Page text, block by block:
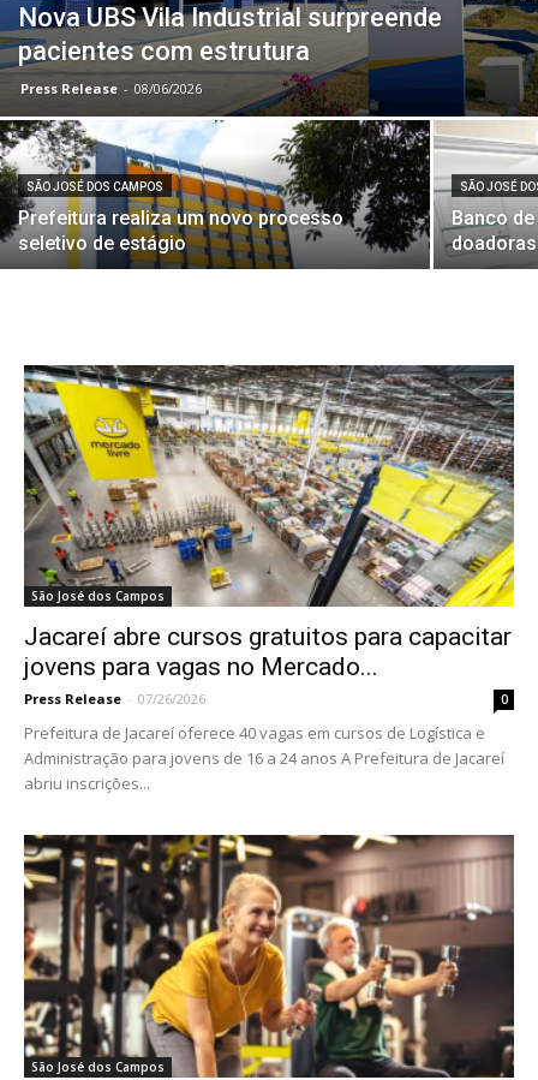
Nova UBS Vila Industrial surpreende
pacientes com estrutura
Press Release - 08/06/2026
SÃO JOSÉ DOS CAMPOS
Prefeitura realiza um novo processo
seletivo de estágio
SÃO JOSÉ
Banco
doadoras
São José dos Campos
Jacareí abre cursos gratuitos para capacitar
jovens para vagas no Mercado...
Press Release - 07/26/2026 0
Prefeitura de Jacareí oferece 40 vagas em cursos de Logística e
Administração para jovens de 16 a 24 anos A Prefeitura de Jacareí
abriu inscrições...
São José dos Campos